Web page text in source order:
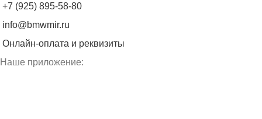
+7 (925) 895-58-80
info@bmwmir.ru
Онлайн-оплата и реквизиты
Наше приложение: